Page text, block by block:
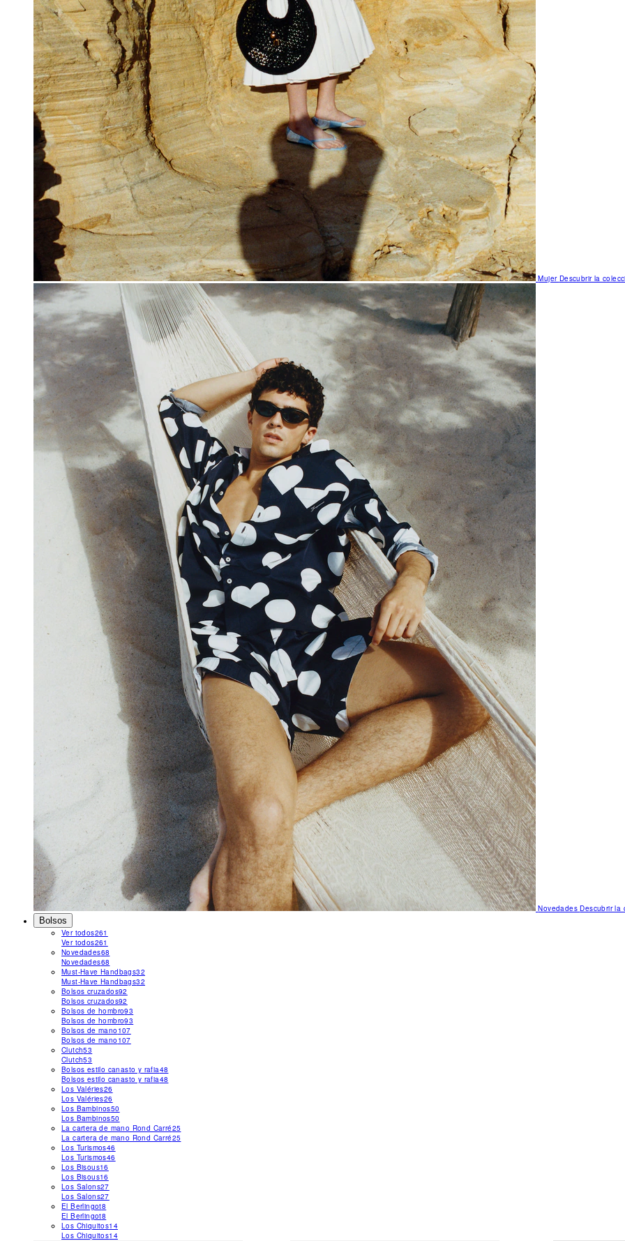
Mujer Descubrir la
NovedadesDescubrir la
Bolsos
Ver todos261
Ver todos261
Novedades68
Novedades68
Must-Have Handbags32
Must-Have Handbags32
Bolsos cruzados92
Bolsos cruzados92
Bolsos de hombro93
Bolsos de hombro93
Bolsos de mano 107
Bolsos de mano 107
Clutch53
Clutch53
Bolsos estilo canasto y rafia48
Bolsos estilo canasto y rafia48
Los Valéries26
Los Valéries26
Los Bambinos50
Los Bambinos50
La cartera de mano Rond Carré25
La cartera de mano Rond Carré25
Los Turismos46
Los Turismos46
Los Bisous16
Los Bisous16
Los Salons27
Los Salons27
El Berlingot8
El Berlingot8
Los Chiquitos14
Los Chiquitos14